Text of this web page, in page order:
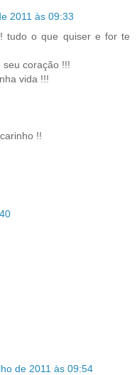
2011 às 09:33
tudo o que quiser e for te
seu coração !!!
vida !!!
!!
de 2011 às 09:54